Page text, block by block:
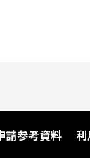
請参考資料 利